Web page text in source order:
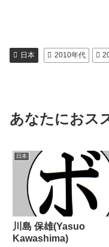
日本 2010年代
あなたにおス
日本
川島 保雄(Yasuo
Kawashima)